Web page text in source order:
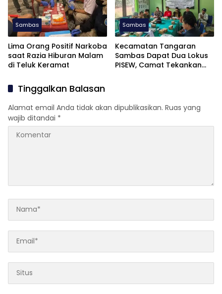
Sambas
Lima Orang Positif Narkoba
saat Razia Hiburan Malam
di Teluk Keramat
Sambas
Kecamatan Tangaran
Sambas Dapat Dua Lokus
PISEW, Camat Tekankan
Tinggalkan Balasan
Alamat email Anda tidak akan dipublikasikan. Ruas yang
wajib ditandai *